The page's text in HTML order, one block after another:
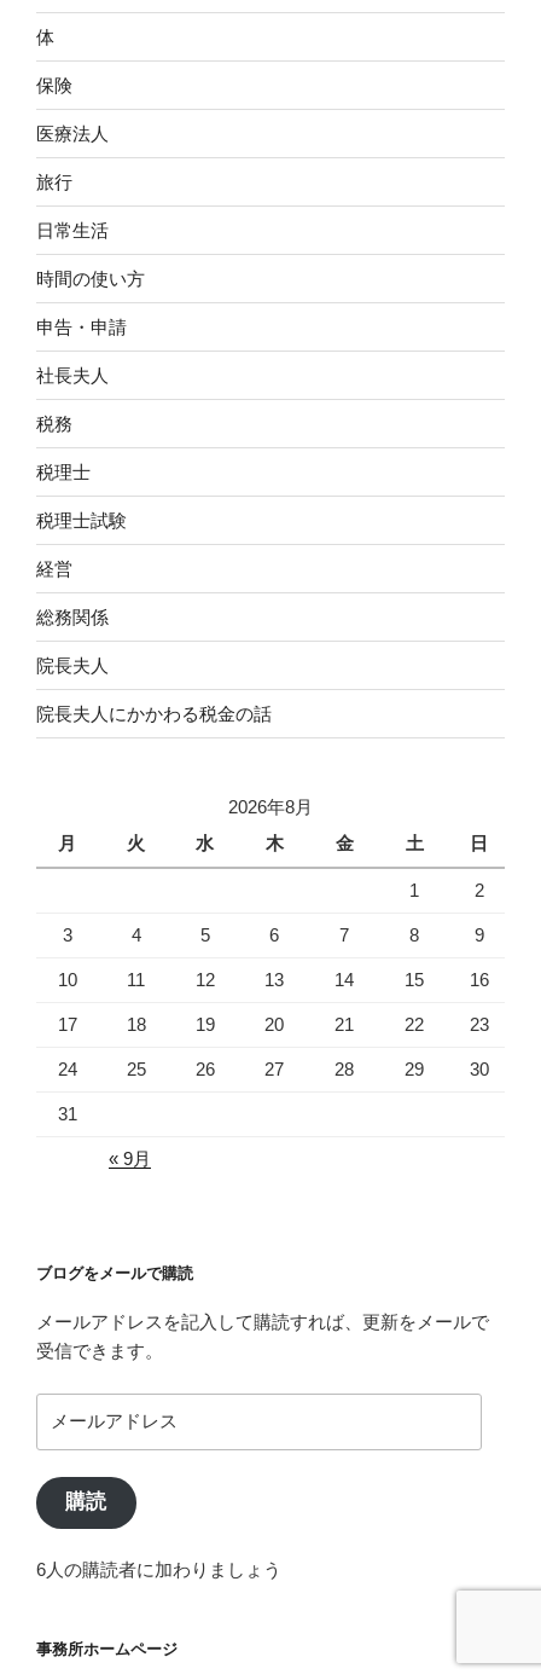
体
保険
医療法人
旅行
日常生活
時間の使い方
申告・申請
社長夫人
税務
税理士
税理士試験
経営
総務関係
院長夫人
院長夫人にかかわる税金の話
2026年8月
月
火 水 木 金 土 日
1 2
3 4 5 6 7 8 9
10 11 12 13 14 15 16
17 18 19 20 21 22 23
24 25 26 27 28 29 30
31
« 9月
ブログをメールで購読
メールアドレスを記入して購読すれば、更新をメールで
受信できます。
ー
ア
ド
ス
購読
6人の購読者に加わりましょう
事務所ホームページ